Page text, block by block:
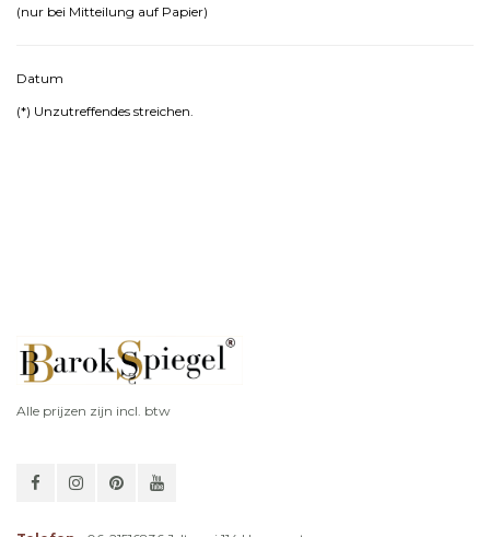
(nur bei Mitteilung auf Papier)
Datum
(*) Unzutreffendes streichen.
Alle prijzen zijn incl. btw